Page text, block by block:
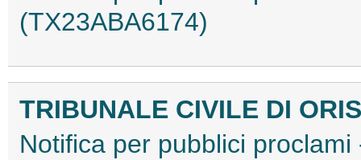
(TX23ABA6174)
TRIBUNALE CIVILE DI
Notifica per pubblici